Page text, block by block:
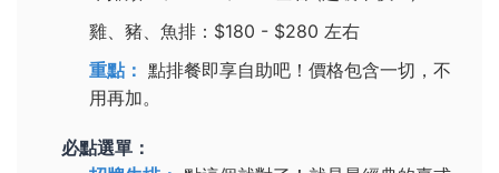
雞、豬、魚排：$180 - $280 左右
重點： 點排餐即享自助吧！價格包含一切，不
用再加。
必點選單：